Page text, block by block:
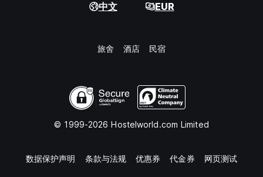
中文 EUR
旅舍 酒店 民宿
© 1999-2026 Hostelworld.com Limited
数据保护声明 条款与法规 优惠券 代金券 网页测试